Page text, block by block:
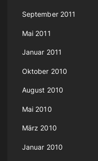
September 2011
Mai 2011
Januar 2011
Oktober 2010
August 2010
Mai 2010
März 2010
Januar 2010